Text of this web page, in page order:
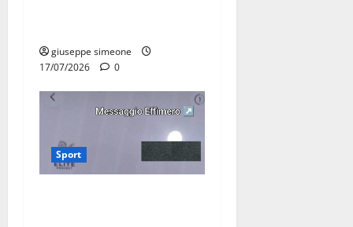
giuseppe simeone
17/07/2026
0
Sport